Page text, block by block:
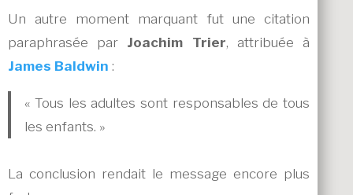
Un autre moment marquant fut une citation
paraphrasée par Joachim Trier, attribuée à
James Baldwin :
« Tous les adultes sont responsables de tous
les enfants. »
La conclusion rendait le message encore plus